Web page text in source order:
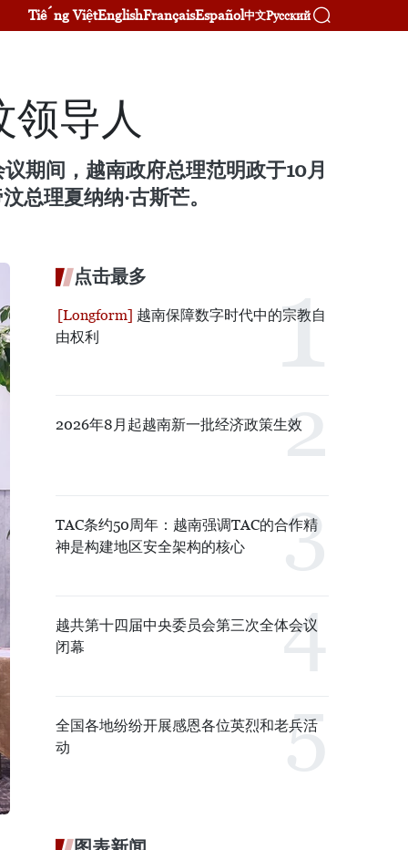
Tiếng ViệtEnglishFrançaisEspañol中文Русский
导人
期间，越南政府总理范明政于10月
总理夏纳纳·古斯芒。
点击最多
越南保障数字时代中的宗教自
由权利
2026年8月起越南新一批经济政策生效
TAC条约50周年：越南强调TAC的合作精
神是构建地区安全架构的核心
越共第十四届中央委员会第三次全体会议
闭幕
全国各地纷纷开展感恩各位英烈和老兵活
动